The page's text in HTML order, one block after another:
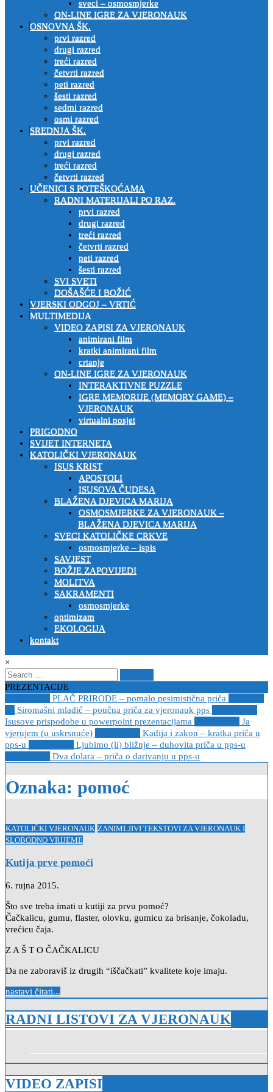
sveci – osmosmjerke
ON-LINE IGRE ZA VJERONAUK
OSNOVNA ŠK.
prvi razred
drugi razred
treći razred
četvrti razred
peti razred
šesti razred
sedmi razred
osmi razred
SREDNJA ŠK.
prvi razred
drugi razred
treći razred
četvrti razred
UČENICI S POTEŠKOĆAMA
RADNI MATERIJALI PO RAZ.
prvi razred
drugi razred
treći razred
četvrti razred
peti razred
šesti razred
SVI SVETI
DOŠAŠĆE I BOŽIĆ
VJERSKI ODGOJ – VRTIĆ
MULTIMEDIJA
VIDEO ZAPISI ZA VJERONAUK
animirani film
kratki animirani film
crtanje
ON-LINE IGRE ZA VJERONAUK
INTERAKTIVNE PUZZLE
IGRE MEMORIJE (MEMORY GAME) –
VJERONAUK
virtualni posjet
PRIGODNO
SVIJET INTERNETA
KATOLIČKI VJERONAUK
ISUS KRIST
APOSTOLI
ISUSOVA ČUDESA
BLAŽENA DJEVICA MARIJA
OSMOSMJERKE ZA VJERONAUK –
BLAŽENA DJEVICA MARIJA
SVECI KATOLIČKE CRKVE
osmosmjerke – ispis
SAVJEST
BOŽJE ZAPOVIJEDI
MOLITVA
SAKRAMENTI
osmosmjerke
optimizam
EKOLOGIJA
kontakt
×
Search
for:
PREZENTACIJE
PLAČ PRIRODE – pomalo pesimistična priča
Siromašni mladić – poučna priča za vjeronauk pps
Isusove prispodobe u powerpoint prezentacijama
Ja
vjerujem (u uskrsnuće)
Kadija i zakon – kratka priča u
pps-u
Ljubimo (li) bližnje – duhovita priča u pps-u
Dva dolara – priča o darivanju u pps-u
Oznaka: pomoć
Posted
in
KATOLIČKI VJERONAUK ZANIMLJIVI TEKSTOVI ZA VJERONAUK I
SLOBODNO VRIJEME
Kutija prve pomoći
6. rujna 2015.
Što sve treba imati u kutiji za prvu pomoć?
Čačkalicu, gumu, flaster, olovku, gumicu za brisanje, čokoladu,
vrećicu čaja.
Z A Š T O ČAČKALICU
Da ne zaboraviš iz drugih “iščačkati” kvalitete koje imaju.
nastavi čitati...
RADNI LISTOVI ZA VJERONAUK
VIDEO ZAPISI